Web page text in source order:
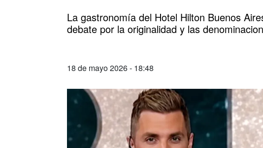
La gastronomía del Hotel Hilton Buenos
debate por la originalidad y las
18 de mayo 2026 - 18:48